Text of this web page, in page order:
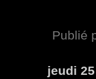
Publié
jeudi